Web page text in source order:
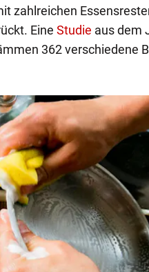
zahlreichen
Eine Studie aus dem
362 verschiedene